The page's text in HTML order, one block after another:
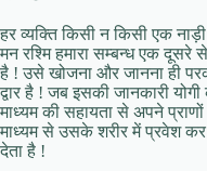
हर व्यक्ति किसी न किसी एक
मन रश्मि हमारा सम्बन्ध एक
है ! उसे खोजना और जानना ही
द्वार है ! जब इसकी जानकारी
माध्यम की सहायता से अपने
माध्यम से उसके शरीर में प्रवेश
देता है !